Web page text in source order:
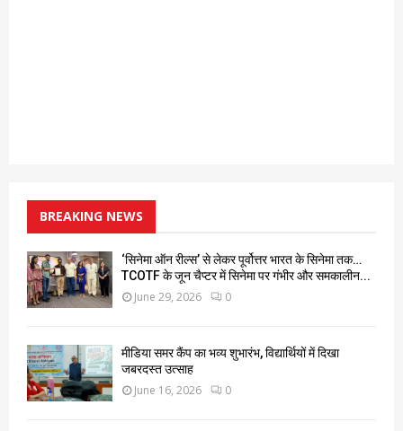
BREAKING NEWS
‘सिनेमा ऑन रील्स’ से लेकर पूर्वोत्तर भारत के सिनेमा तक…
TCOTF के जून चैप्टर में सिनेमा पर गंभीर और समकालीन...
June 29, 2026 0
मीडिया समर कैंप का भव्य शुभारंभ, विद्यार्थियों में दिखा
जबरदस्त उत्साह
June 16, 2026 0